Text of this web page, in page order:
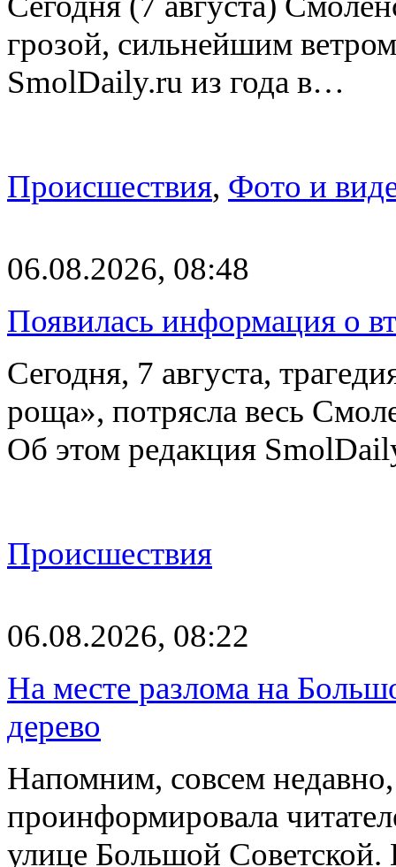
грозой, сильнейшим
SmolDaily.ru из года в…
Происшествия, Фото и
06.08.2026, 08:48
Появилась информация о
Сегодня, 7 августа,
роща», потрясла весь
Об этом редакция
Происшествия
06.08.2026, 08:22
На месте разлома на
дерево
Напомним, совсем
проинформировала
улице Большой Советской.